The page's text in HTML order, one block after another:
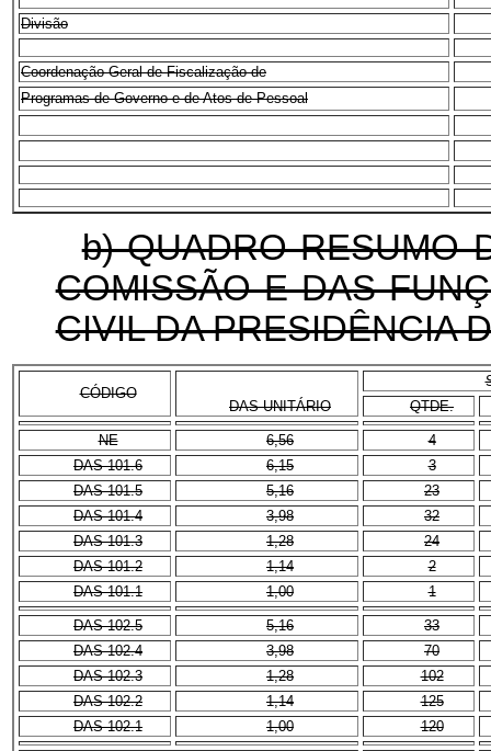
Divisão
Coordenação-Geral de Fiscalização de
Programas de Governo e de Atos de Pessoal
b) QUADRO RESUMO
COMISSÃO E DAS
CIVIL DA PRESIDÊNCIA
CÓDIGO
DAS-UNITÁRIO
QTDE.
NE 6,56
4
DAS 101.6
6,15
3
DAS 101.5
5,16
23
DAS 101.4
3,98
32
DAS 101.3
1,28
24
DAS 101.2
1,14
2
DAS 101.1
1,00 1
DAS 102.5 5,16
33
DAS 102.4
3,98
70
DAS 102.3
1,28
102
DAS 102.2
1,14
125
DAS 102.1
1,00 120